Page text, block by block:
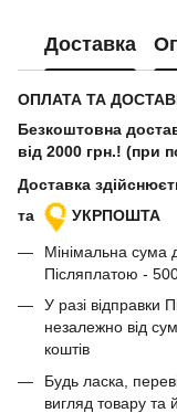
Доставка
ОПЛАТА ТА
Безкоштовна
від 2000 грн.! (при
Доставка
та
УКРПОШТА
Мінімальна
Післяплатою -
У разі відправки
незалежно від
коштів
Будь ласка,
вигляд товару та